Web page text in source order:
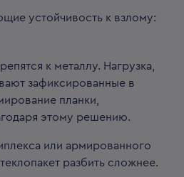
устойчивость к взлому:
к металлу. Нагрузка,
зафиксированные в
планки,
этому решению.
или армированного
разбить сложнее.